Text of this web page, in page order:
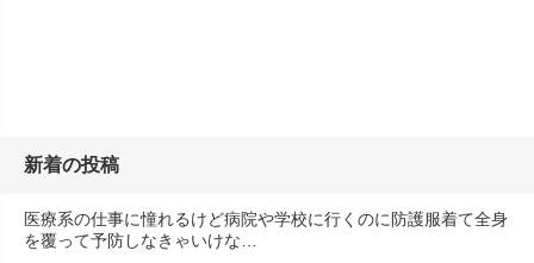
新着の投稿
医療系の仕事に憧れるけど病院や学校に行くのに防護服着て全身
を覆って予防しなきゃいけな…